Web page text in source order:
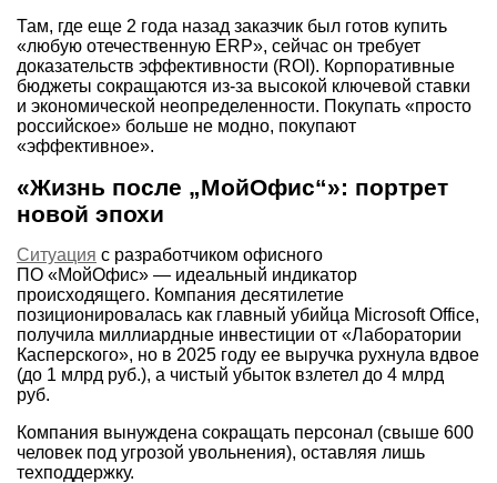
Там, где еще 2 года назад заказчик был готов купить
«любую отечественную ERP», сейчас он требует
доказательств эффективности (ROI). Корпоративные
бюджеты сокращаются из-за высокой ключевой ставки
и экономической неопределенности. Покупать «просто
российское» больше не модно, покупают
«эффективное».
«Жизнь после „МойОфис“»: портрет
новой эпохи
Ситуация с разработчиком офисного
ПО «МойОфис» — идеальный индикатор
происходящего. Компания десятилетие
позиционировалась как главный убийца Microsoft Office,
получила миллиардные инвестиции от «Лаборатории
Касперского», но в 2025 году ее выручка рухнула вдвое
(до 1 млрд руб.), а чистый убыток взлетел до 4 млрд
руб.
Компания вынуждена сокращать персонал (свыше 600
человек под угрозой увольнения), оставляя лишь
техподдержку.